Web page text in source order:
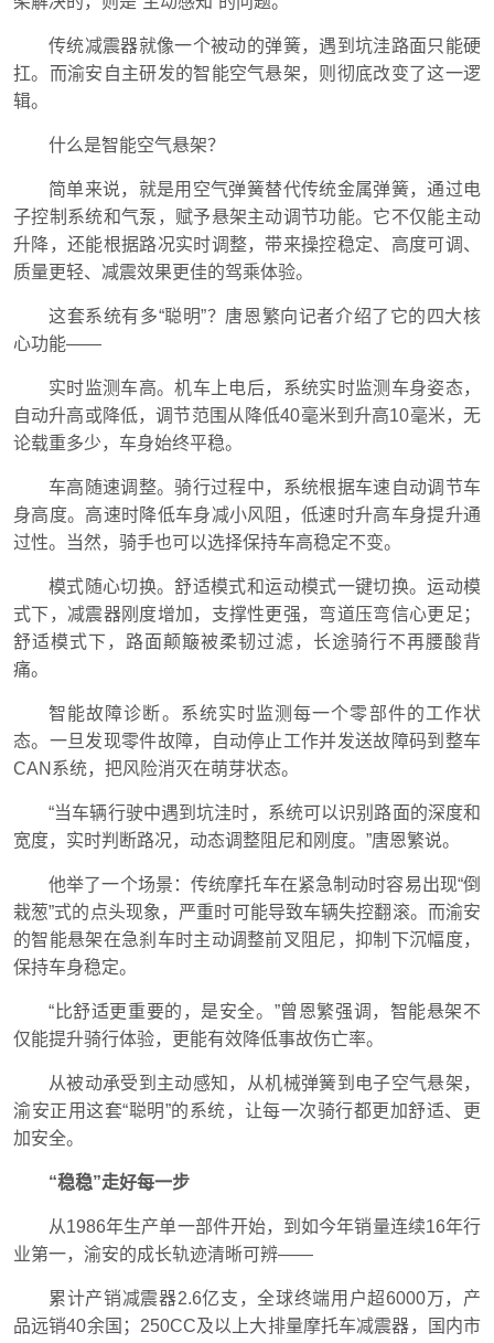
传统减震器就像一个被动的弹簧，遇到坑洼路面只能硬
扛。而渝安自主研发的智能空气悬架，则彻底改变了这一逻
辑。
什么是智能空气悬架？
简单来说，就是用空气弹簧替代传统金属弹簧，通过电
子控制系统和气泵，赋予悬架主动调节功能。它不仅能主动
升降，还能根据路况实时调整，带来操控稳定、高度可调、
质量更轻、减震效果更佳的驾乘体验。
这套系统有多“聪明”？ 唐恩繁向记者介绍了它的四大核
心功能——
实时监测车高。机车上电后，系统实时监测车身姿态，
自动升高或降低，调节范围从降低40毫米到升高10毫米，无
论载重多少，车身始终平稳。
车高随速调整。骑行过程中，系统根据车速自动调节车
身高度。高速时降低车身减小风阻，低速时升高车身提升通
过性。当然，骑手也可以选择保持车高稳定不变。
模式随心切换。舒适模式和运动模式一键切换。运动模
式下，减震器刚度增加，支撑性更强，弯道压弯信心更足；
舒适模式下，路面颠簸被柔韧过滤，长途骑行不再腰酸背
痛。
智能故障诊断。系统实时监测每一个零部件的工作状
态。一旦发现零件故障，自动停止工作并发送故障码到整车
CAN系统，把风险消灭在萌芽状态。
“当车辆行驶中遇到坑洼时，系统可以识别路面的深度和
宽度，实时判断路况，动态调整阻尼和刚度。”唐恩繁说。
他举了一个场景：传统摩托车在紧急制动时容易出现“倒
栽葱”式的点头现象，严重时可能导致车辆失控翻滚。而渝安
的智能悬架在急刹车时主动调整前叉阻尼，抑制下沉幅度，
保持车身稳定。
“比舒适更重要的，是安全。”曾恩繁强调，智能悬架不
仅能提升骑行体验，更能有效降低事故伤亡率。
从被动承受到主动感知，从机械弹簧到电子空气悬架，
渝安正用这套“聪明”的系统，让每一次骑行都更加舒适、更
加安全。
“稳稳”走好每一步
从1986年生产单一部件开始，到如今年销量连续16年行
业第一，渝安的成长轨迹清晰可辨——
累计产销减震器2.6亿支，全球终端用户超6000万，产
品远销40余国；250CC及以上大排量摩托车减震器，国内市